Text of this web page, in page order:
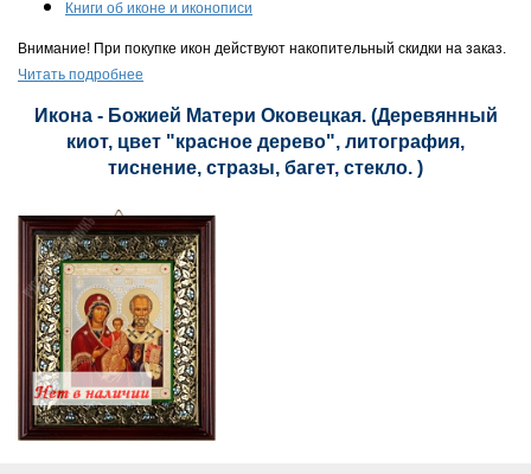
Книги об иконе и иконописи
Внимание! При покупке икон действуют накопительный скидки на заказ.
Читать подробнее
Икона - Божией Матери Оковецкая. (Деревянный
киот, цвет "красное дерево", литография,
тиснение, стразы, багет, стекло. )